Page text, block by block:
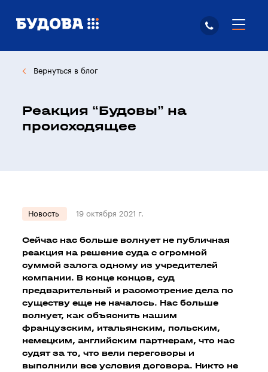
Вернуться в блог
Реакция “Будовы” на
происходящее
Новость 19 октября 2021 г.
Сейчас нас больше волнует не публичная
реакция на решение суда с огромной
суммой залога одному из учредителей
компании. В конце концов, суд
предварительный и рассмотрение дела по
существу еще не началось. Нас больше
волнует, как объяснить нашим
французским, итальянским, польским,
немецким, английским партнерам, что нас
судят за то, что вели переговоры и
выполнили все условия договора. Никто не